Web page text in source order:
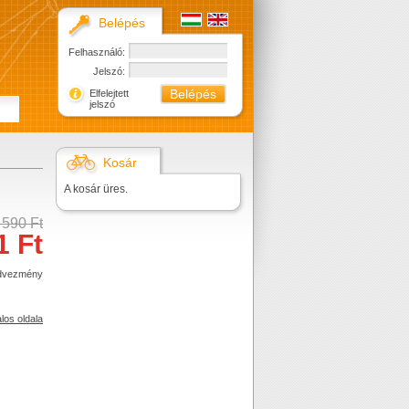
Ft
Ft
oldala
Kosár
A kosár üres.
Belépés
Felhasználó:
Jelszó:
Elfelejtett
jelszó